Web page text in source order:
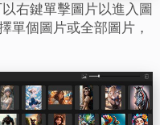
右鍵單擊圖片以進入圖
單個圖片或全部圖片，